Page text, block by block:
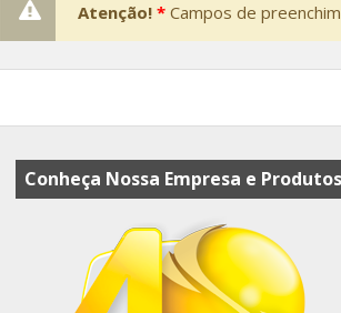
Atenção! * Campos de
Conheça Nossa Empresa e Produtos